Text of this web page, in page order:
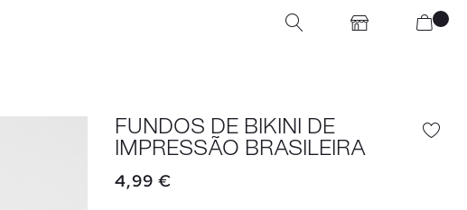
FUNDOS DE BIKINI DE
IMPRESSÃO BRASILEIRA
4,99 €